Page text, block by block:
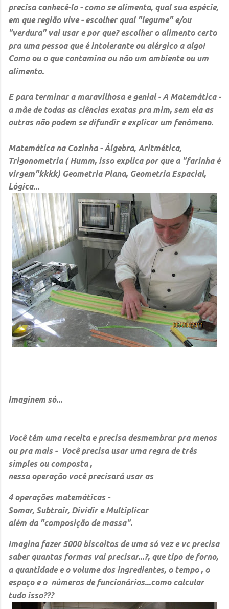
precisa conhecê-lo - como se alimenta, qual sua espécie,
em que região vive - escolher qual "legume" e/ou
"verdura" vai usar e por que? escolher o alimento certo
pra uma pessoa que é intolerante ou alérgico a algo!
Como ou o que contamina ou não um ambiente ou um
alimento.
E para terminar a maravilhosa e genial -A Matemática -
a mãe de todas as ciências exatas pra mim, sem ela as
outras não podem se difundir e explicar um fenômeno.
Matemática na Cozinha -Álgebra, Aritmética,
Trigonometria ( Humm, isso explica por que a "farinha é
virgem"kkkk) Geometria Plana, Geometria Espacial,
Lógica...
Imaginem só...
Você têm uma receita e precisa desmembrar pra menos
ou pra mais - Você precisa usar uma regra de três
simples ou composta ,
nessa operação você precisará usar as
4 operações matemáticas -
Somar, Subtrair, Dividir e Multiplicar
além da "composição de massa".
Imagina fazer 5000 biscoitos de uma só vez e vc precisa
saber quantas formas vai precisar...?, que tipo de forno,
a quantidade e o volume dos ingredientes, o tempo , o
espaço e o números de funcionários...como calcular
tudo isso???